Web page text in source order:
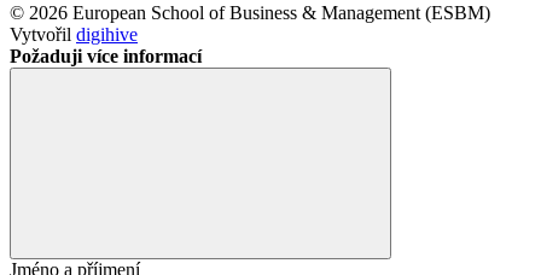
© 2026 European School of Business & Management (ESBM)
Vytvořil digihive
Požaduji více informací
Jméno a příjmení